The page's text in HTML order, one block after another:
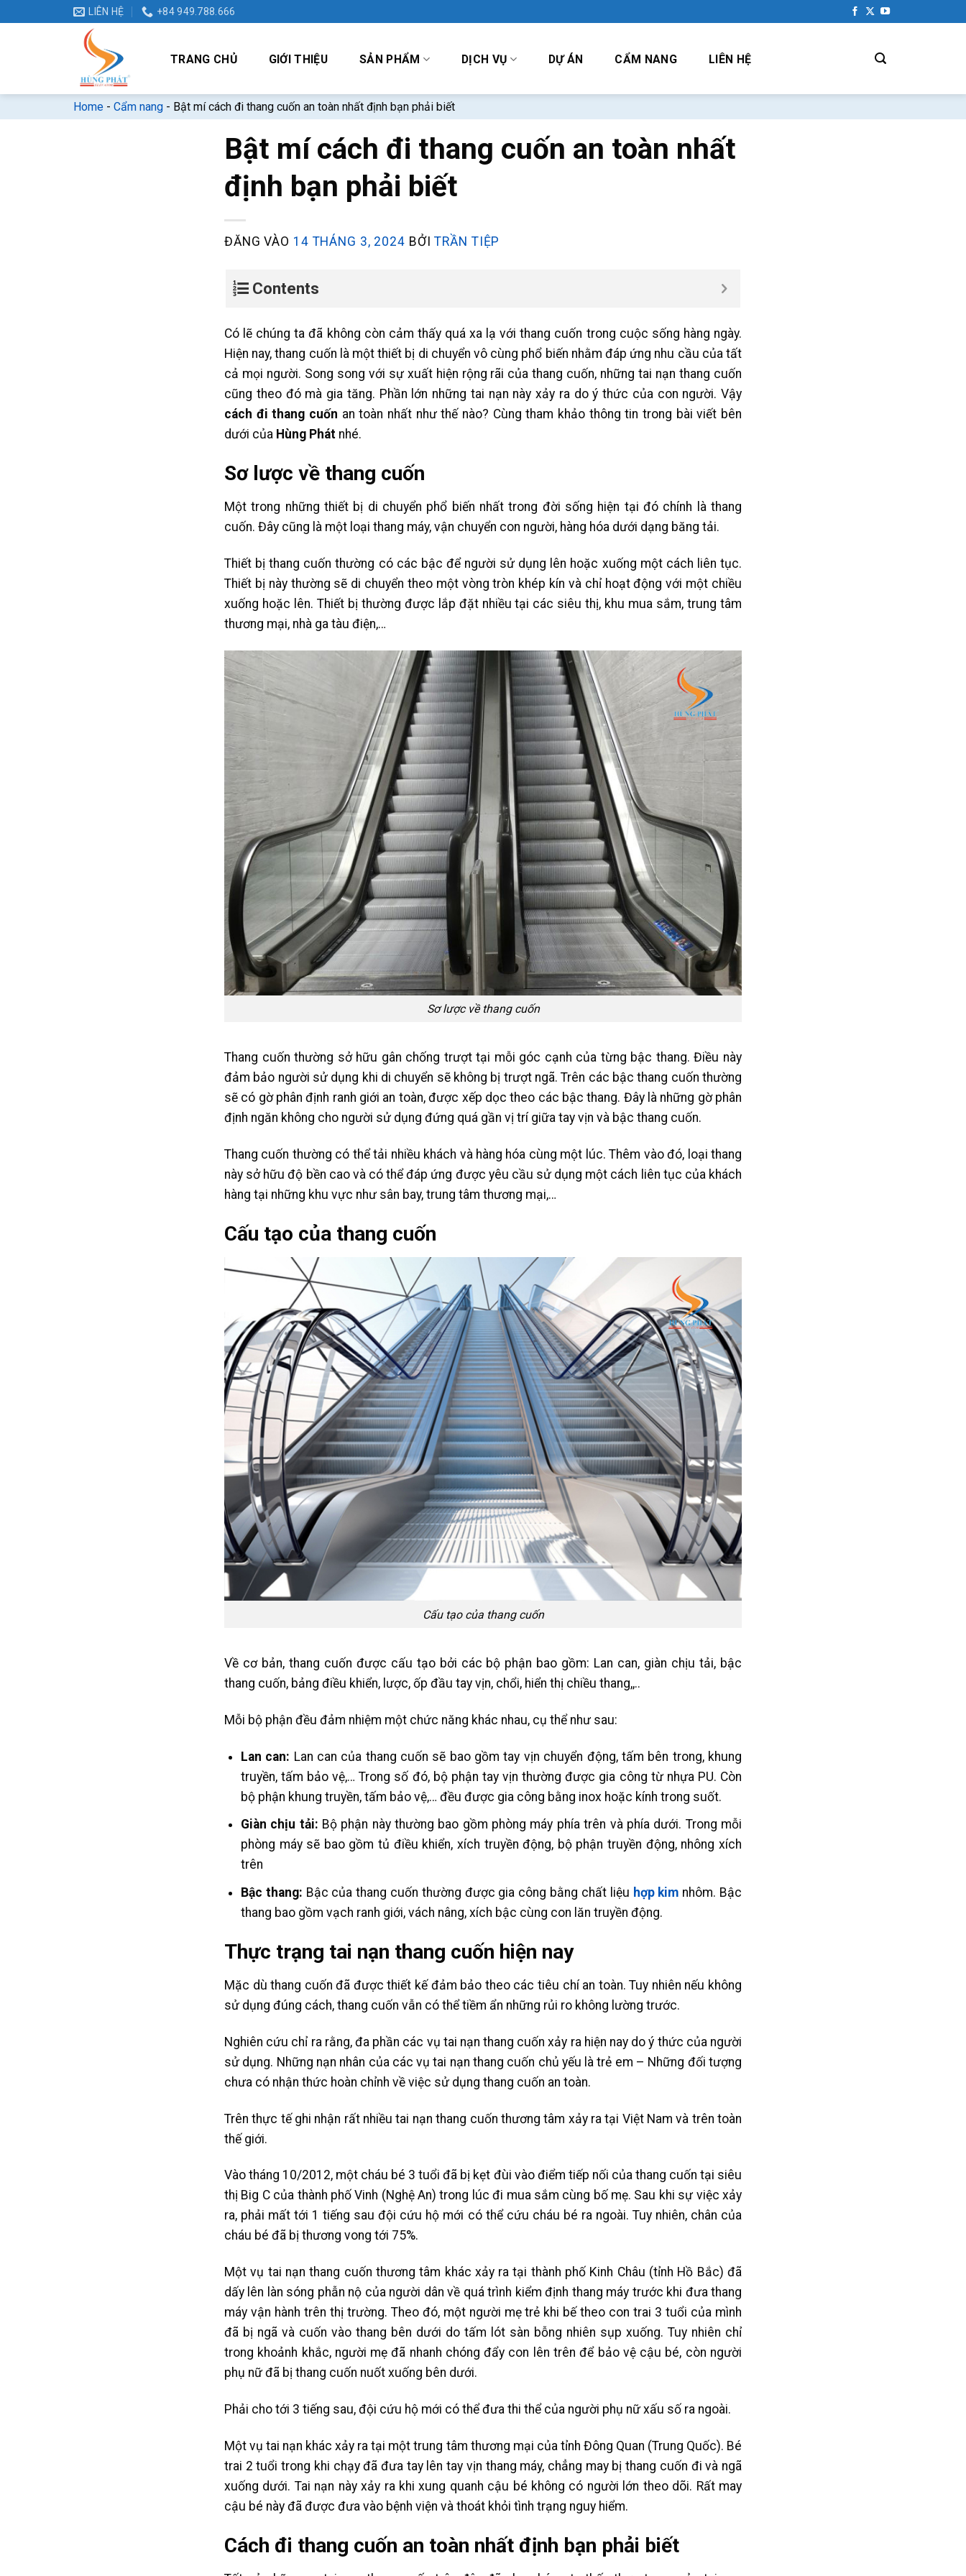
LIÊN HỆ +84 949.788.666
TRANG CHỦ GIỚI THIỆU SẢN PHẨM DỊCH VỤ DỰ ÁN CẨM NANG LIÊN HỆ
Home - Cẩm nang - Bật mí cách đi thang cuốn an toàn nhất định bạn phải biết
Bật mí cách đi thang cuốn an toàn nhất
định bạn phải biết
ĐĂNG VÀO 14 THÁNG 3, 2024 BỞITRẦN TIỆP
Contents
Có lẽ chúng ta đã không còn cảm thấy quá xa lạ với thang cuốn trong cuộc sống hàng ngày.
Hiện nay, thang cuốn là một thiết bị di chuyển vô cùng phổ biến nhằm đáp ứng nhu cầu của tất
cả mọi người. Song song với sự xuất hiện rộng rãi của thang cuốn, những tai nạn thang cuốn
cũng theo đó mà gia tăng. Phần lớn những tai nạn này xảy ra do ý thức của con người. Vậy
cách đi thang cuốn an toàn nhất như thế nào? Cùng tham khảo thông tin trong bài viết bên
dưới của Hùng Phát nhé.
Sơ lược về thang cuốn
Một trong những thiết bị di chuyển phổ biến nhất trong đời sống hiện tại đó chính là thang
cuốn. Đây cũng là một loại thang máy, vận chuyển con người, hàng hóa dưới dạng băng tải.
Thiết bị thang cuốn thường có các bậc để người sử dụng lên hoặc xuống một cách liên tục.
Thiết bị này thường sẽ di chuyển theo một vòng tròn khép kín và chỉ hoạt động với một chiều
xuống hoặc lên. Thiết bị thường được lắp đặt nhiều tại các siêu thị, khu mua sắm, trung tâm
thương mại, nhà ga tàu điện,…
Sơ lược về thang cuốn
Thang cuốn thường sở hữu gân chống trượt tại mỗi góc cạnh của từng bậc thang. Điều này
đảm bảo người sử dụng khi di chuyển sẽ không bị trượt ngã. Trên các bậc thang cuốn thường
sẽ có gờ phân định ranh giới an toàn, được xếp dọc theo các bậc thang. Đây là những gờ phân
định ngăn không cho người sử dụng đứng quá gần vị trí giữa tay vịn và bậc thang cuốn.
Thang cuốn thường có thể tải nhiều khách và hàng hóa cùng một lúc. Thêm vào đó, loại thang
này sở hữu độ bền cao và có thể đáp ứng được yêu cầu sử dụng một cách liên tục của khách
hàng tại những khu vực như sân bay, trung tâm thương mại,…
Cấu tạo của thang cuốn
Cấu tạo của thang cuốn
Về cơ bản, thang cuốn được cấu tạo bởi các bộ phận bao gồm: Lan can, giàn chịu tải, bậc
thang cuốn, bảng điều khiển, lược, ốp đầu tay vịn, chổi, hiển thị chiều thang,,..
Mỗi bộ phận đều đảm nhiệm một chức năng khác nhau, cụ thể như sau:
Lan can: Lan can của thang cuốn sẽ bao gồm tay vịn chuyển động, tấm bên trong, khung
truyền, tấm bảo vệ,… Trong số đó, bộ phận tay vịn thường được gia công từ nhựa PU. Còn
bộ phận khung truyền, tấm bảo vệ,… đều được gia công bằng inox hoặc kính trong suốt.
Giàn chịu tải: Bộ phận này thường bao gồm phòng máy phía trên và phía dưới. Trong mỗi
phòng máy sẽ bao gồm tủ điều khiển, xích truyền động, bộ phận truyền động, nhông xích
trên
Bậc thang: Bậc của thang cuốn thường được gia công bằng chất liệu hợp kim nhôm. Bậc
thang bao gồm vạch ranh giới, vách nâng, xích bậc cùng con lăn truyền động.
Thực trạng tai nạn thang cuốn hiện nay
Mặc dù thang cuốn đã được thiết kế đảm bảo theo các tiêu chí an toàn. Tuy nhiên nếu không
sử dụng đúng cách, thang cuốn vẫn có thể tiềm ẩn những rủi ro không lường trước.
Nghiên cứu chỉ ra rằng, đa phần các vụ tai nạn thang cuốn xảy ra hiện nay do ý thức của người
sử dụng. Những nạn nhân của các vụ tai nạn thang cuốn chủ yếu là trẻ em – Những đối tượng
chưa có nhận thức hoàn chỉnh về việc sử dụng thang cuốn an toàn.
Trên thực tế ghi nhận rất nhiều tai nạn thang cuốn thương tâm xảy ra tại Việt Nam và trên toàn
thế giới.
Vào tháng 10/2012, một cháu bé 3 tuổi đã bị kẹt đùi vào điểm tiếp nối của thang cuốn tại siêu
thị Big C của thành phố Vinh (Nghệ An) trong lúc đi mua sắm cùng bố mẹ. Sau khi sự việc xảy
ra, phải mất tới 1 tiếng sau đội cứu hộ mới có thể cứu cháu bé ra ngoài. Tuy nhiên, chân của
cháu bé đã bị thương vong tới 75%.
Một vụ tai nạn thang cuốn thương tâm khác xảy ra tại thành phố Kinh Châu (tỉnh Hồ Bắc) đã
dấy lên làn sóng phẫn nộ của người dân về quá trình kiểm định thang máy trước khi đưa thang
máy vận hành trên thị trường. Theo đó, một người mẹ trẻ khi bế theo con trai 3 tuổi của mình
đã bị ngã và cuốn vào thang bên dưới do tấm lót sàn bỗng nhiên sụp xuống. Tuy nhiên chỉ
trong khoảnh khắc, người mẹ đã nhanh chóng đẩy con lên trên để bảo vệ cậu bé, còn người
phụ nữ đã bị thang cuốn nuốt xuống bên dưới.
Phải cho tới 3 tiếng sau, đội cứu hộ mới có thể đưa thi thể của người phụ nữ xấu số ra ngoài.
Một vụ tai nạn khác xảy ra tại một trung tâm thương mại của tỉnh Đông Quan (Trung Quốc). Bé
trai 2 tuổi trong khi chạy đã đưa tay lên tay vịn thang máy, chẳng may bị thang cuốn đi và ngã
xuống dưới. Tai nạn này xảy ra khi xung quanh cậu bé không có người lớn theo dõi. Rất may
cậu bé này đã được đưa vào bệnh viện và thoát khỏi tình trạng nguy hiểm.
Cách đi thang cuốn an toàn nhất định bạn phải biết